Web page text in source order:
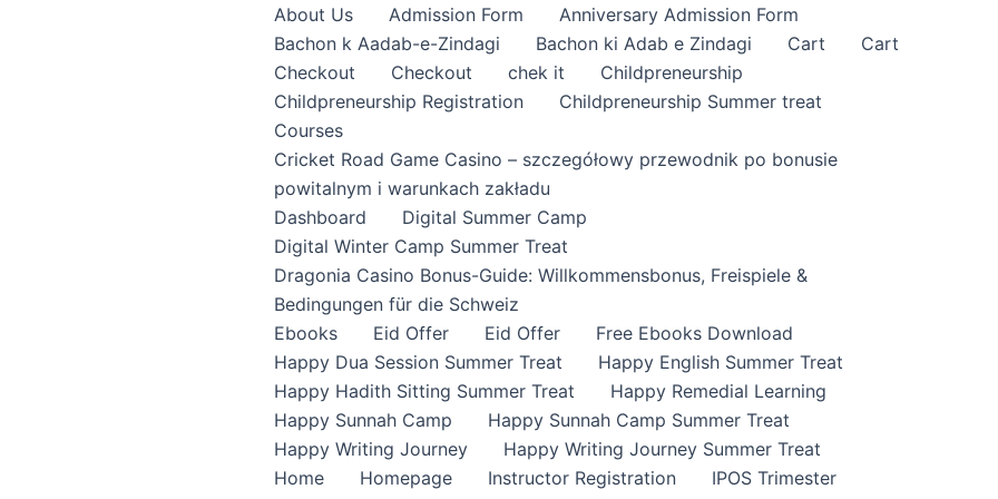
About Us Admission Form
Anniversary Admission Form
Bachon k Aadab-e-Zindagi
Bachon ki Adab e Zindagi Cart
Cart
Checkout
Checkout chek it
Childpreneurship
Childpreneurship Registration
Childpreneurship Summer treat
Courses
Cricket Road Game Casino – szczegółowy przewodnik po bonusie
powitalnym i warunkach zakładu
Dashboard
Digital Summer Camp
Digital Winter Camp Summer Treat
Dragonia Casino Bonus-Guide: Willkommensbonus, Freispiele &
Bedingungen für die Schweiz
Ebooks
Eid Offer Eid Offer
Free Ebooks Download
Happy Dua Session Summer Treat
Happy English Summer Treat
Happy Hadith Sitting Summer Treat
Happy Remedial Learning
Happy Sunnah Camp
Happy Sunnah Camp Summer Treat
Happy Writing Journey
Happy Writing Journey Summer Treat
Home
Homepage Instructor Registration
IPOS Trimester